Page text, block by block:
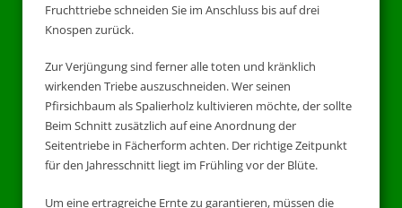
Fruchttriebe schneiden Sie im Anschluss bis auf drei
Knospen zurück.
Zur Verjüngung sind ferner alle toten und kränklich
wirkenden Triebe auszuschneiden. Wer seinen
Pfirsichbaum als Spalierholz kultivieren möchte, der sollte
Beim Schnitt zusätzlich auf eine Anordnung der
Seitentriebe in Fächerform achten. Der richtige Zeitpunkt
für den Jahresschnitt liegt im Frühling vor der Blüte.
Um eine ertragreiche Ernte zu garantieren, müssen die